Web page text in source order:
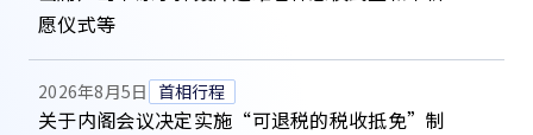
愿仪式等
2026年8月5日 首相行程
关于内阁会议决定实施“可退税的税收抵免”制